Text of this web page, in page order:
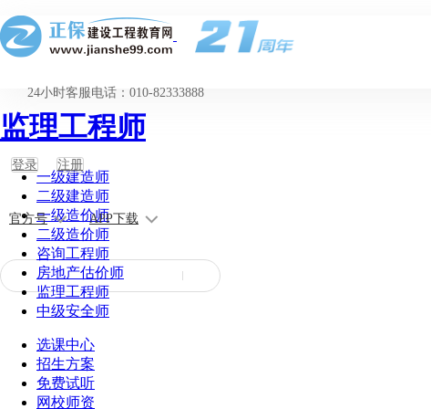
24小时客服电话：010-82333888
登录 注册
官方号 APP下载
监理工程师
一级建造师
二级建造师
一级造价师
二级造价师
咨询工程师
房地产估价师
监理工程师
中级安全师
选课中心
招生方案
免费试听
网校师资